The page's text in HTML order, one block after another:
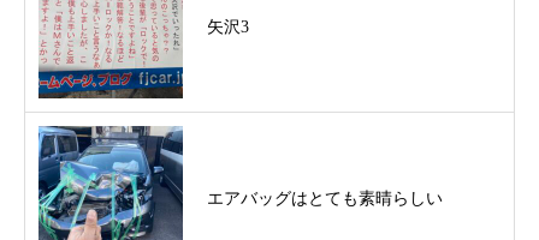
矢沢3
エアバッグはとても素晴らしい